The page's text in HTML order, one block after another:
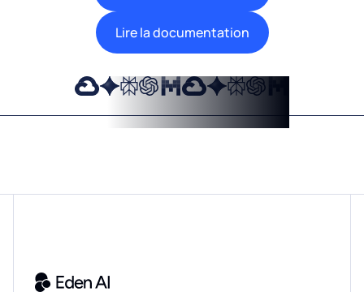
Lire la documentation